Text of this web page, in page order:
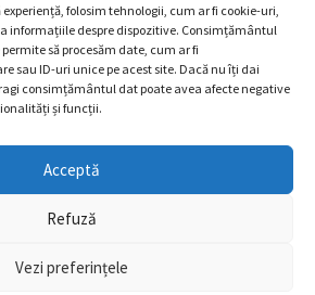
folosim tehnologii, cum ar fi cookie-uri,
informațiile despre dispozitive. Consimțământul
să procesăm date, cum ar fi
sau ID-uri unice pe acest site. Dacă nu îți dai
consimțământul dat poate avea afecte negative
și funcții.
Acceptă
Refuză
Vezi preferințele
rezervate pentru Primăria